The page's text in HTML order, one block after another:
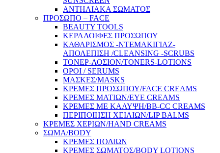
ΑΝΤΗΛΙΑΚΑ ΣΩΜΑΤΟΣ
ΠΡΟΣΩΠΟ – FACE
BEAUTY TOOLS
ΚΕΡΑΛΟΙΦΕΣ ΠΡΟΣΩΠΟΥ
ΚΑΘΑΡΙΣΜΟΣ -ΝΤΕΜΑΚΙΓΙΑΖ-
ΑΠΟΛΕΠΙΣΗ /CLEANSING -SCRUBS
ΤΟΝΕΡ-ΛΟΣΙΟΝ/TONERS-LOTIONS
ΟΡΟΙ / SERUMS
ΜΑΣΚΕΣ/MASKS
ΚΡΕΜΕΣ ΠΡΟΣΩΠΟΥ/FACE CREAMS
ΚΡΕΜΕΣ ΜΑΤΙΩΝ/EYE CREAMS
ΚΡΕΜΕΣ ΜΕ ΚΑΛΥΨΗ/BB-CC CREAMS
ΠΕΡΙΠΟΙΗΣΗ ΧΕΙΛΙΩΝ/LIP BALMS
ΚΡΕΜΕΣ ΧΕΡΙΩΝ/HAND CREAMS
ΣΩΜΑ/BODY
ΚΡΕΜΕΣ ΠΟΔΙΩΝ
ΚΡΕΜΕΣ ΣΩΜΑΤΟΣ/BODY LOTIONS